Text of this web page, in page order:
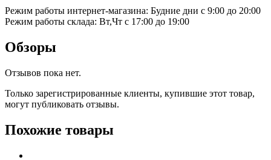
Режим работы интернет-магазина: Будние дни с 9:00 до 20:00
Режим работы склада: Вт,Чт с 17:00 до 19:00
Обзоры
Отзывов пока нет.
Только зарегистрированные клиенты, купившие этот товар,
могут публиковать отзывы.
Похожие товары